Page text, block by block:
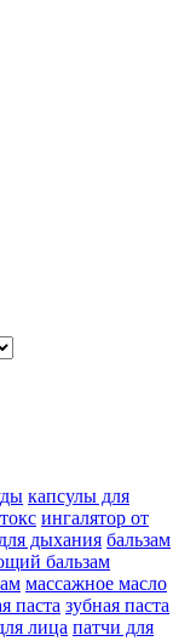
капсулы для
ингалятор от
дыхания бальзам
бальзам
массажное масло
паста зубная паста
лица патчи для